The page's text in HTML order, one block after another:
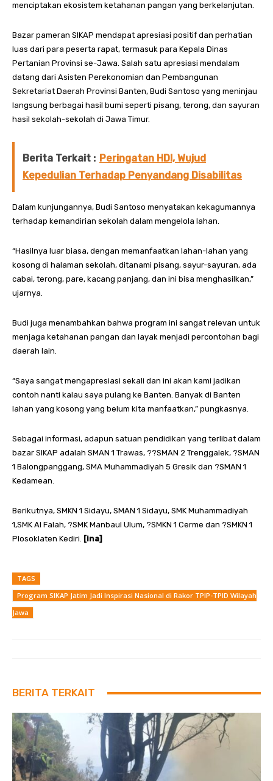
menciptakan ekosistem ketahanan pangan yang berkelanjutan.
Bazar pameran SIKAP mendapat apresiasi positif dan perhatian
luas dari para peserta rapat, termasuk para Kepala Dinas
Pertanian Provinsi se-Jawa. Salah satu apresiasi mendalam
datang dari Asisten Perekonomian dan Pembangunan
Sekretariat Daerah Provinsi Banten, Budi Santoso yang meninjau
langsung berbagai hasil bumi seperti pisang, terong, dan sayuran
hasil sekolah-sekolah di Jawa Timur.
Berita Terkait : Peringatan HDI, Wujud
Kepedulian Terhadap Penyandang Disabilitas
Dalam kunjungannya, Budi Santoso menyatakan kekagumannya
terhadap kemandirian sekolah dalam mengelola lahan.
“Hasilnya luar biasa, dengan memanfaatkan lahan-lahan yang
kosong di halaman sekolah, ditanami pisang, sayur-sayuran, ada
cabai, terong, pare, kacang panjang, dan ini bisa menghasilkan,”
ujarnya.
Budi juga menambahkan bahwa program ini sangat relevan untuk
menjaga ketahanan pangan dan layak menjadi percontohan bagi
daerah lain.
“Saya sangat mengapresiasi sekali dan ini akan kami jadikan
contoh nanti kalau saya pulang ke Banten. Banyak di Banten
lahan yang kosong yang belum kita manfaatkan,” pungkasnya.
Sebagai informasi, adapun satuan pendidikan yang terlibat dalam
bazar SIKAP adalah SMAN 1 Trawas, ??SMAN 2 Trenggalek, ?SMAN
1 Balongpanggang, SMA Muhammadiyah 5 Gresik dan ?SMAN 1
Kedamean.
Berikutnya, SMKN 1 Sidayu, SMAN 1 Sidayu, SMK Muhammadiyah
1,SMK Al Falah, ?SMK Manbaul Ulum, ?SMKN 1 Cerme dan ?SMKN 1
Plosoklaten Kediri. [ina]
TAGS
Program SIKAP Jatim Jadi Inspirasi Nasional di Rakor TPIP-TPID Wilayah
Jawa
BERITA TERKAIT